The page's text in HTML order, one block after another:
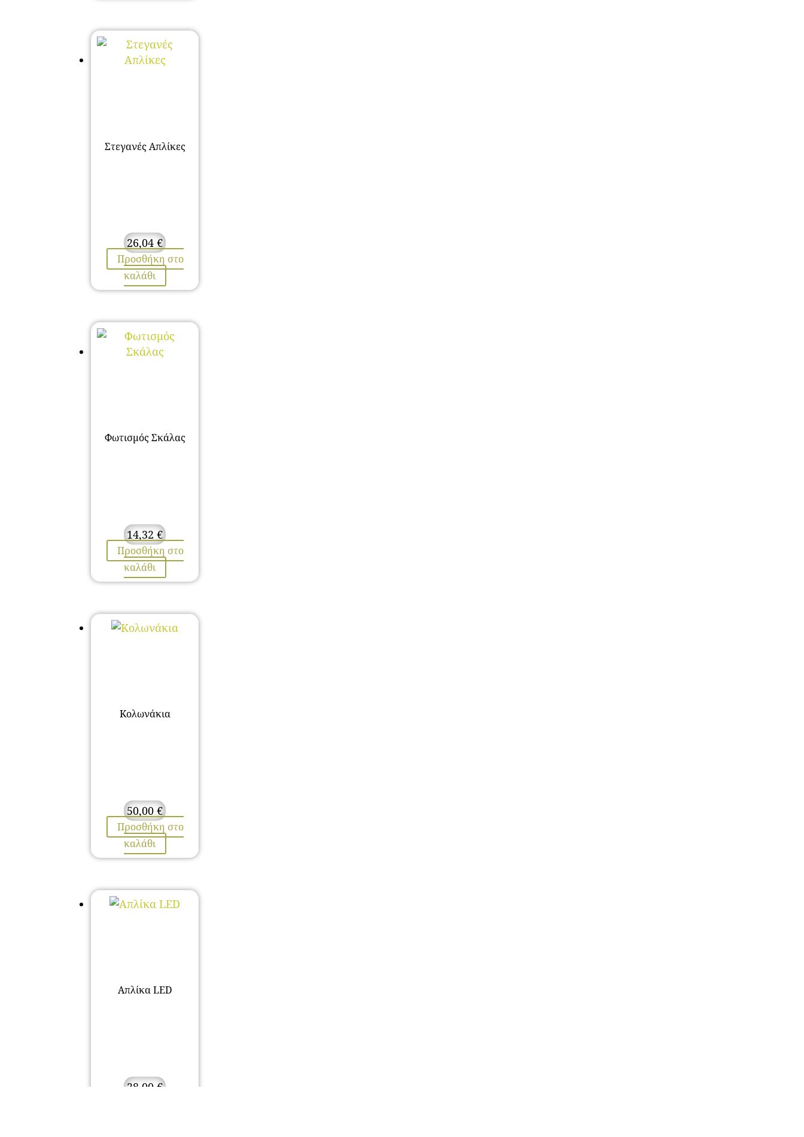
Στεγανές Απλίκες
26,04 €
Προσθήκη στο
καλάθι
Φωτισμός Σκάλας
14,32 €
Προσθήκη στο
καλάθι
Κολωνάκια
50,00 €
Προσθήκη στο
καλάθι
Απλίκα LED
28,00 €